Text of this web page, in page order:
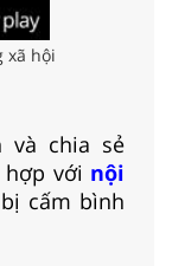
xã hội
và chia sẻ
với nội
cấm bình